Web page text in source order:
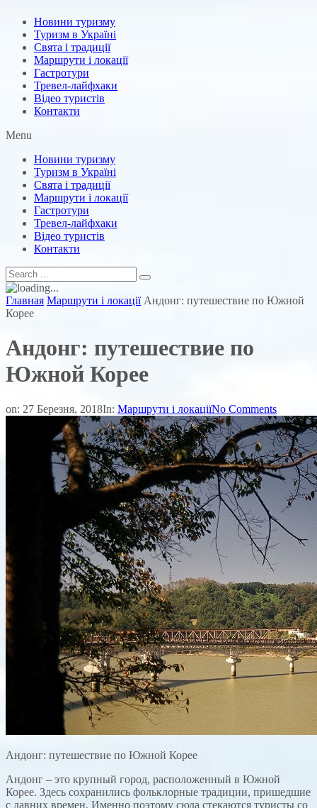
Новини туризму
Туризм в Україні
Свята і традиції
Маршрути і локації
Гастротури
Тревел-лайфхаки
Відео туристів
Контакти
Menu
Новини туризму
Туризм в Україні
Свята і традиції
Маршрути і локації
Гастротури
Тревел-лайфхаки
Відео туристів
Контакти
Главная Маршрути і локації Андонг: путешествие по Южной
Корее
Андонг: путешествие по
Южной Корее
on: 27 Березня, 2018In: Маршрути і локаціїNo Comments
Андонг: путешествие по Южной Корее
Андонг – это крупный город, расположенный в Южной
Корее. Здесь сохранились фольклорные традиции, пришедшие
с давних времен. Именно поэтому сюда стекаются туристы со